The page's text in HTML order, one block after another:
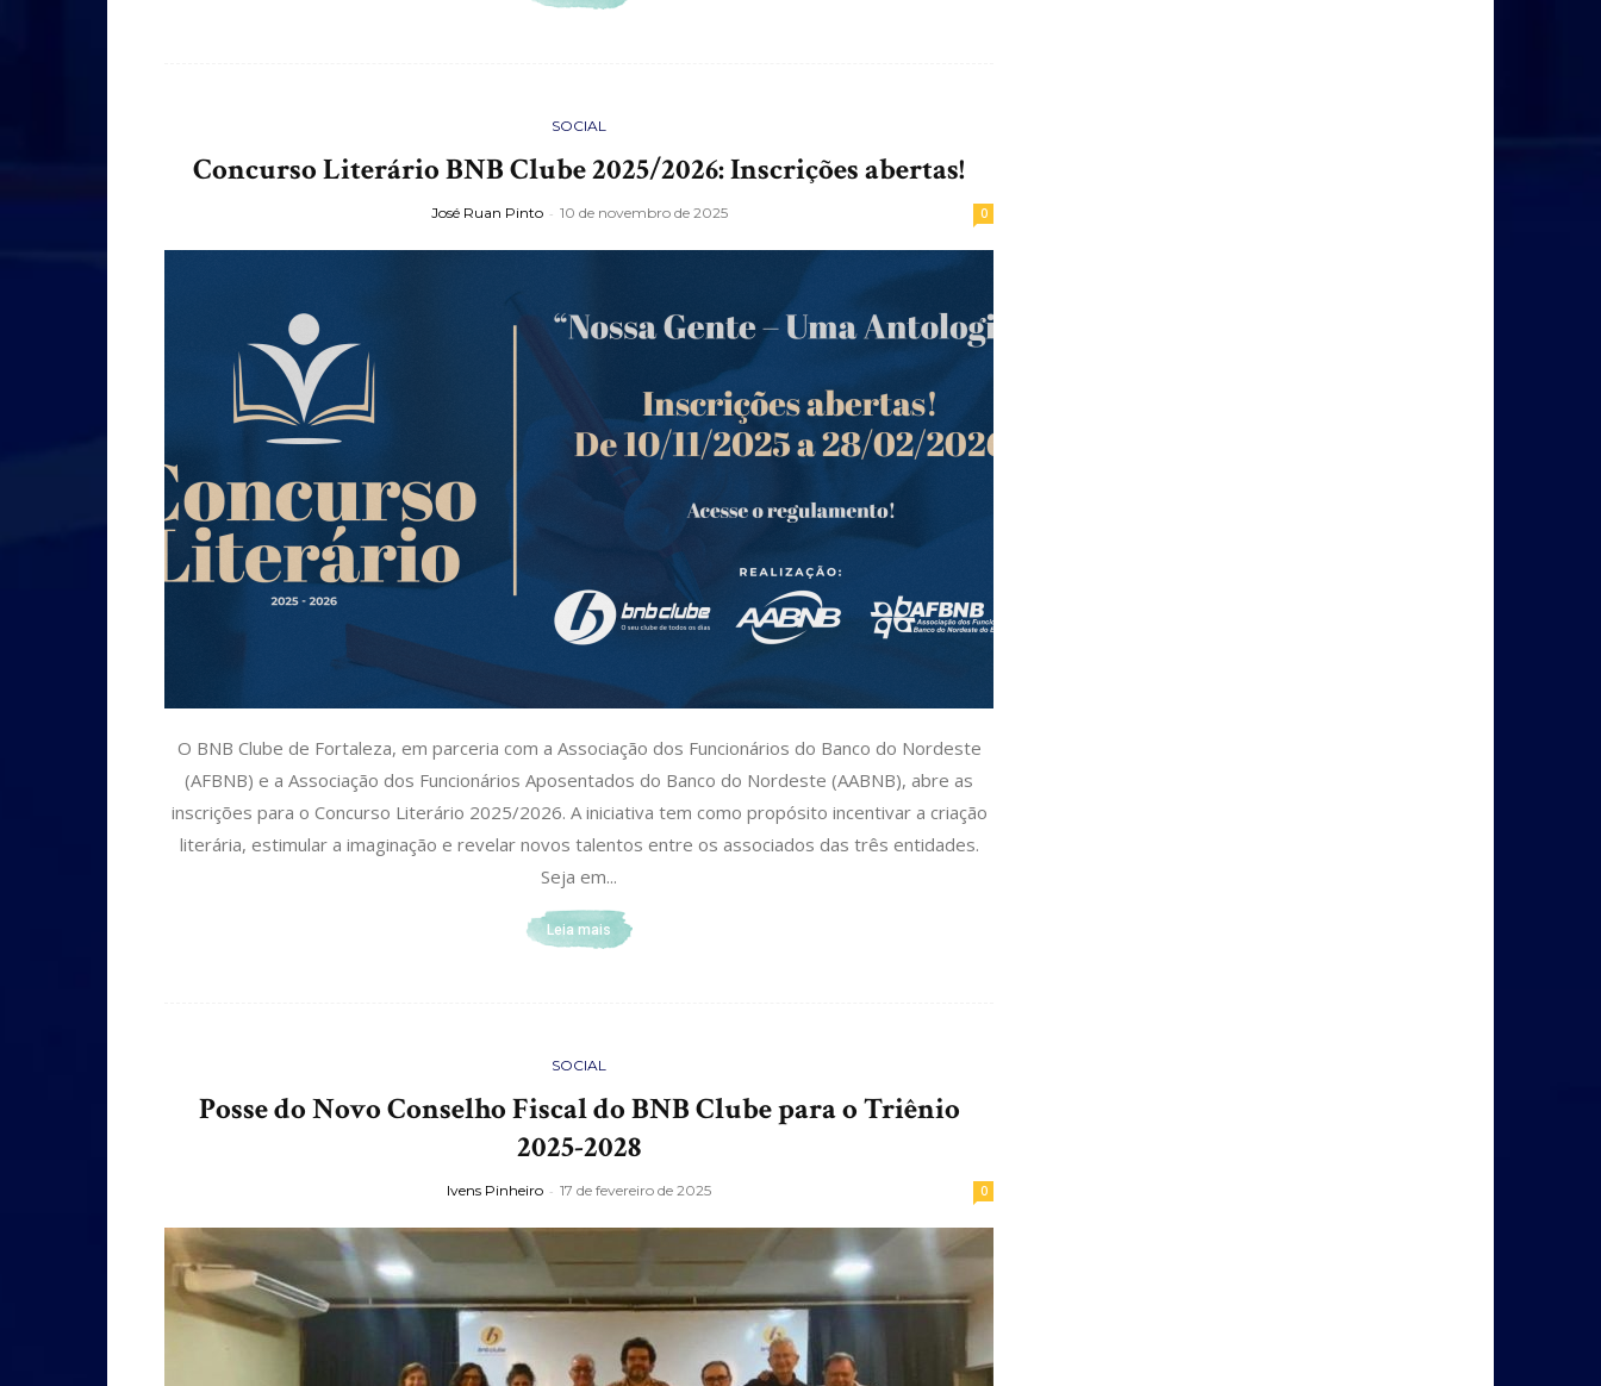
SOCIAL
Concurso Literário BNB Clube 2025/2026: Inscrições abertas!
José Ruan Pinto - 10 de novembro de 2025 0
O BNB Clube de Fortaleza, em parceria com a Associação dos Funcionários do Banco do Nordeste
(AFBNB) e a Associação dos Funcionários Aposentados do Banco do Nordeste (AABNB), abre as
inscrições para o Concurso Literário 2025/2026. A iniciativa tem como propósito incentivar a criação
literária, estimular a imaginação e revelar novos talentos entre os associados das três entidades.
Seja em...
Leia mais
SOCIAL
Posse do Novo Conselho Fiscal do BNB Clube para o Triênio
2025-2028
Ivens Pinheiro - 17 de fevereiro de 2025 0